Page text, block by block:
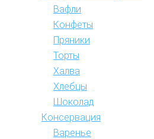
Вафли
Конфеты
Пряники
Торты
Халва
Хлебцы
Шоколад
Консервация
Варенье